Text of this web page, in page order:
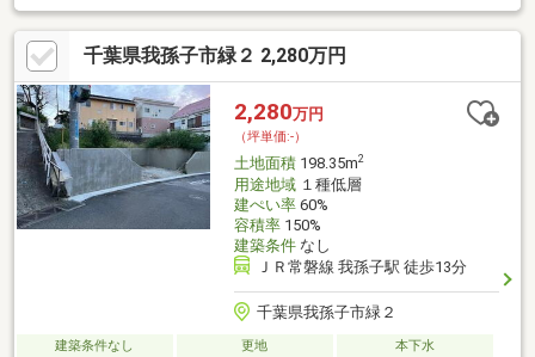
され開放感があります
千葉県我孫子市緑２ 2,280万円
2,280万円
（坪単価:-）
土地面積198.35m2
用途地域１種低層
建ぺい率60%
容積率150%
建築条件なし
ＪＲ常磐線 我孫子駅 徒歩13分
千葉県我孫子市緑２
建築条件なし 更地
本下水